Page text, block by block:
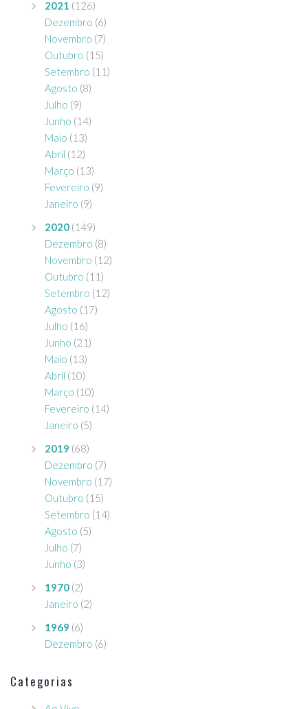
2021 (126)
Dezembro (6)
Novembro (7)
Outubro (15)
Setembro (11)
Agosto (8)
Julho (9)
Junho (14)
Maio (13)
Abril (12)
Março (13)
Fevereiro (9)
Janeiro (9)
2020 (149)
Dezembro (8)
Novembro (12)
Outubro (11)
Setembro (12)
Agosto (17)
Julho (16)
Junho (21)
Maio (13)
Abril (10)
Março (10)
Fevereiro (14)
Janeiro (5)
2019 (68)
Dezembro (7)
Novembro (17)
Outubro (15)
Setembro (14)
Agosto (5)
Julho (7)
Junho (3)
1970 (2)
Janeiro (2)
1969 (6)
Dezembro (6)
Categorias